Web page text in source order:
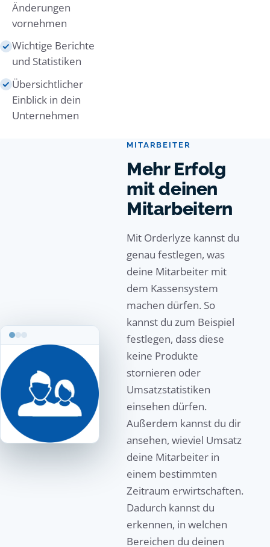
Änderungen
vornehmen
Wichtige Berichte
und Statistiken
Übersichtlicher
Einblick in dein
Unternehmen
MITARBEITER
Mehr Erfolg
mit deinen
Mitarbeitern
Mit Orderlyze kannst du
genau festlegen, was
deine Mitarbeiter mit
dem Kassensystem
machen dürfen. So
kannst du zum Beispiel
festlegen, dass diese
keine Produkte
stornieren oder
Umsatzstatistiken
einsehen dürfen.
Außerdem kannst du dir
ansehen, wieviel Umsatz
deine Mitarbeiter in
einem bestimmten
Zeitraum erwirtschaften.
Dadurch kannst du
erkennen, in welchen
Bereichen du deinen